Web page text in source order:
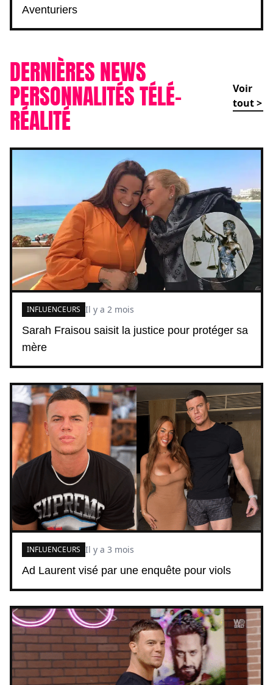
Aventuriers
DERNIÈRES NEWS
PERSONNALITÉS TÉLÉ-
RÉALITÉ
Voir
tout >
Sarah Fraisou saisit la justice pour protéger sa
mère
INFLUENCEURS Il y a 2 mois
Ad Laurent visé par une enquête pour viols
INFLUENCEURS Il y a 3 mois